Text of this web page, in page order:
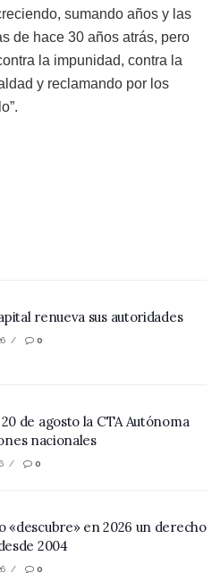
sumando años y las
de hace 30 años atrás, pero
la impunidad, contra la
y reclamando por los
renueva sus autoridades
0
de agosto la CTA Autónoma
nacionales
0
«descubre» en 2026 un derecho
2004
0